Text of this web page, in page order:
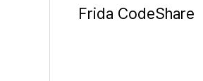
Frida CodeShare